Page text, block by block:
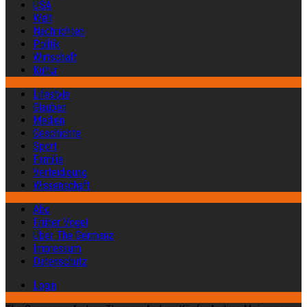
USA
Welt
Nachrichten
Politik
Wirtschaft
Kultur
Lifestyle
Glauben
Medien
Geschichte
Sport
Familie
Verteidigung
Wissenschaft
Abo
Früher Vogel
Über The Germanz
Impressum
Datenschutz
Login